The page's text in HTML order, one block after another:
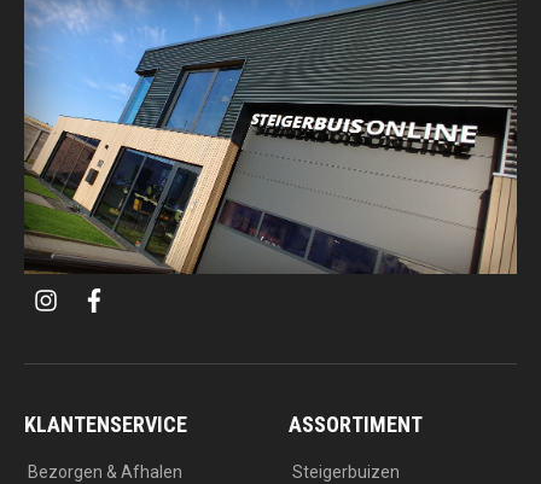
i
t
a
f
e
k
KLANTENSERVICE
Bezorgen & Afhalen
ASSORTIMENT
Steigerbuizen